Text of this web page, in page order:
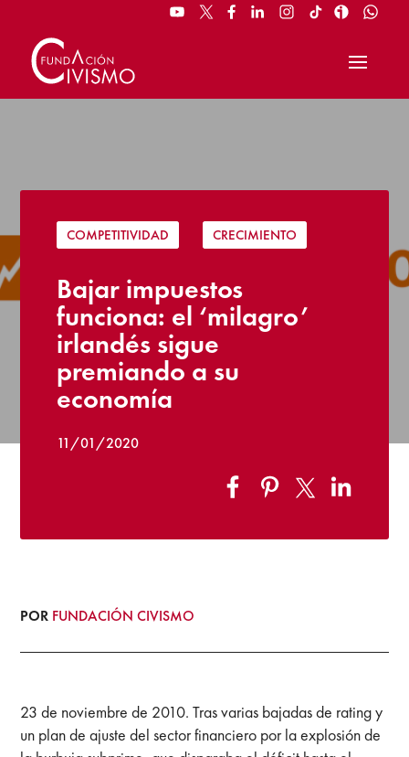
COMPETITIVIDAD CRECIMIENTO
Bajar impuestos
funciona: el ‘milagro’
irlandés sigue
premiando a su
economía
11/01/2020
POR FUNDACIÓN CIVISMO
23 de noviembre de 2010. Tras varias bajadas de rating y
un plan de ajuste del sector financiero por la explosión de